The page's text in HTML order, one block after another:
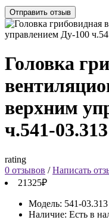
Отправить отзыв
Головка
верхним
ч.541-
rating
0 отзывов /Написать
21325₽
Модель: 541-03.313
Наличие: Есть в